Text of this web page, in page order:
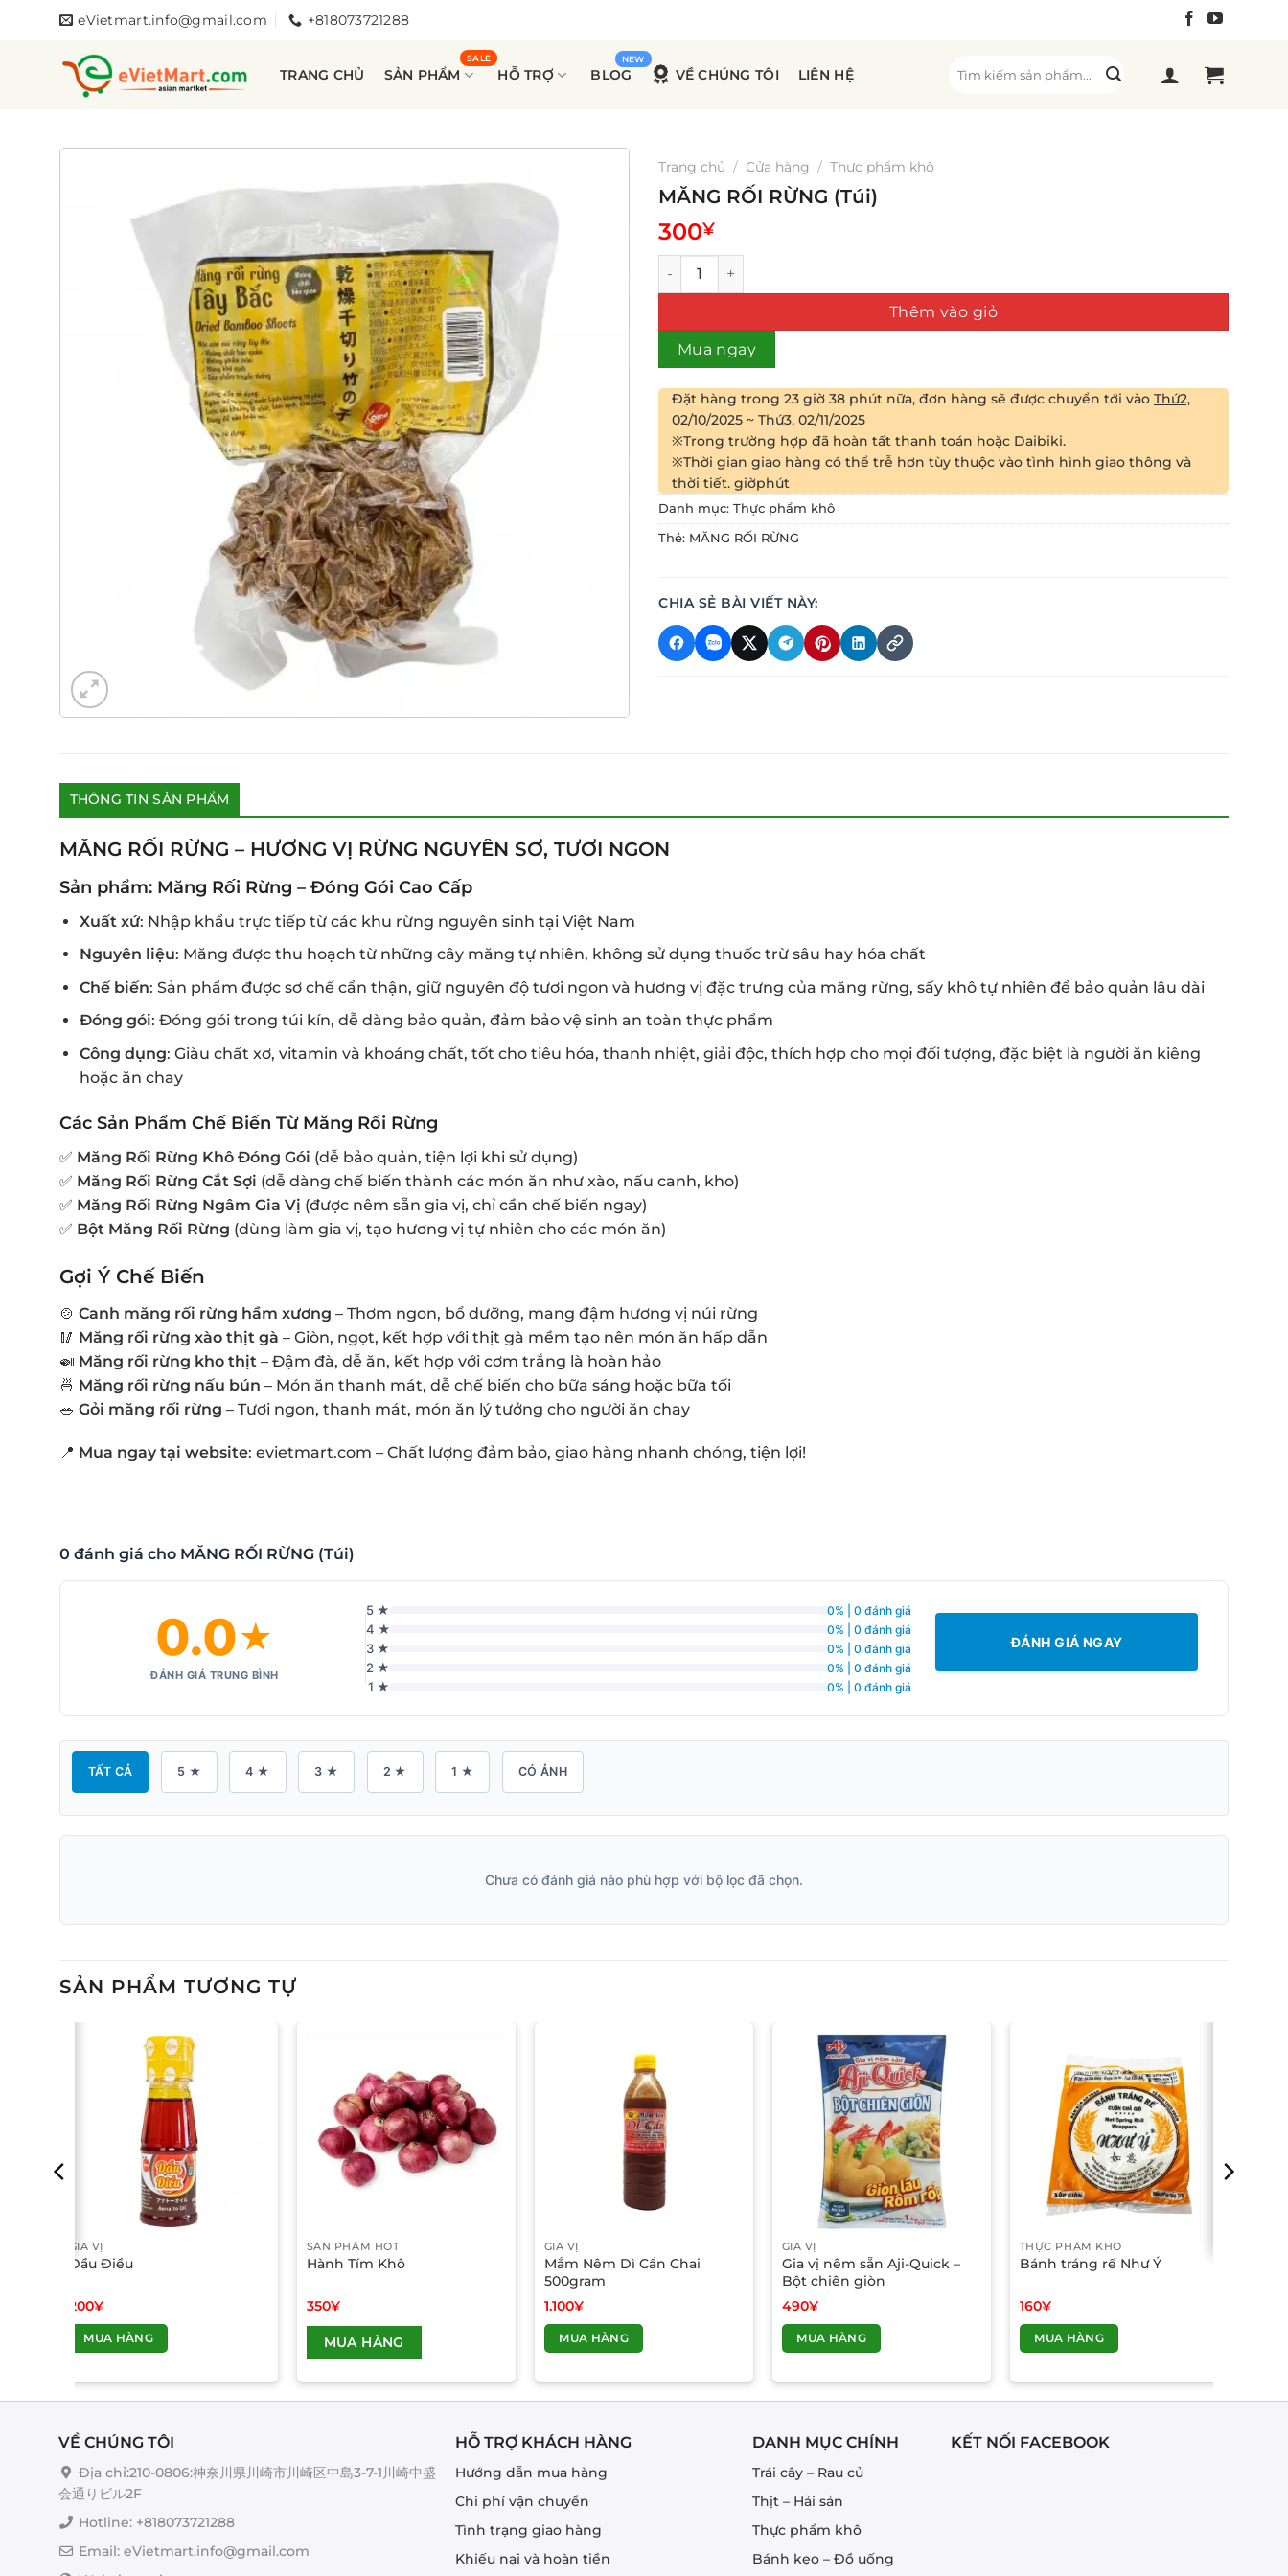
eVietmart.info@gmail.com +818073721288
TRANG CHỦ SẢN PHẨM HỖ TRỢ BLOG VỀ CHÚNG TÔI LIÊN HỆ
kiếm:
Trang chủ / Cửa hàng / Thực phẩm khô
MĂNG RỐI RỪNG (Túi)
300¥
MĂNG RỐI RỪNG (Túi) số lượng
Thêm vào giỏ
Mua ngay
Đặt hàng trong 23 giờ 38 phút nữa, đơn hàng sẽ được chuyển tới vào Thứ2,
02/10/2025 ~ Thứ3, 02/11/2025
※Trong trường hợp đã hoàn tất thanh toán hoặc Daibiki.
※Thời gian giao hàng có thể trễ hơn tùy thuộc vào tình hình giao thông và
thời tiết. giờphút
Danh mục: Thực phẩm khô
Thẻ: MĂNG RỐI RỪNG
CHIA SẺ BÀI VIẾT NÀY:
THÔNG TIN SẢN PHẨM
MĂNG RỐI RỪNG – HƯƠNG VỊ RỪNG NGUYÊN SƠ, TƯƠI NGON
Sản phẩm: Măng Rối Rừng – Đóng Gói Cao Cấp
Xuất xứ: Nhập khẩu trực tiếp từ các khu rừng nguyên sinh tại Việt Nam
Nguyên liệu: Măng được thu hoạch từ những cây măng tự nhiên, không sử dụng thuốc trừ sâu hay hóa chất
Chế biến: Sản phẩm được sơ chế cẩn thận, giữ nguyên độ tươi ngon và hương vị đặc trưng của măng rừng, sấy khô tự nhiên để bảo quản lâu dài
Đóng gói: Đóng gói trong túi kín, dễ dàng bảo quản, đảm bảo vệ sinh an toàn thực phẩm
Công dụng: Giàu chất xơ, vitamin và khoáng chất, tốt cho tiêu hóa, thanh nhiệt, giải độc, thích hợp cho mọi đối tượng, đặc biệt là người ăn kiêng
hoặc ăn chay
Các Sản Phẩm Chế Biến Từ Măng Rối Rừng
✅ Măng Rối Rừng Khô Đóng Gói (dễ bảo quản, tiện lợi khi sử dụng)
✅ Măng Rối Rừng Cắt Sợi (dễ dàng chế biến thành các món ăn như xào, nấu canh, kho)
✅ Măng Rối Rừng Ngâm Gia Vị (được nêm sẵn gia vị, chỉ cần chế biến ngay)
✅ Bột Măng Rối Rừng (dùng làm gia vị, tạo hương vị tự nhiên cho các món ăn)
Gợi Ý Chế Biến
🍲 Canh măng rối rừng hầm xương – Thơm ngon, bổ dưỡng, mang đậm hương vị núi rừng
🥢 Măng rối rừng xào thịt gà – Giòn, ngọt, kết hợp với thịt gà mềm tạo nên món ăn hấp dẫn
🍛 Măng rối rừng kho thịt – Đậm đà, dễ ăn, kết hợp với cơm trắng là hoàn hảo
🍜 Măng rối rừng nấu bún – Món ăn thanh mát, dễ chế biến cho bữa sáng hoặc bữa tối
🥗 Gỏi măng rối rừng – Tươi ngon, thanh mát, món ăn lý tưởng cho người ăn chay
📍 Mua ngay tại website: evietmart.com – Chất lượng đảm bảo, giao hàng nhanh chóng, tiện lợi!
0 đánh giá cho MĂNG RỐI RỪNG (Túi)
0.0★
ĐÁNH GIÁ TRUNG BÌNH
5 ★ 0% | 0 đánh giá
4 ★ 0% | 0 đánh giá
3 ★ 0% | 0 đánh giá
2 ★ 0% | 0 đánh giá
1 ★ 0% | 0 đánh giá
ĐÁNH GIÁ NGAY
TẤT CẢ 5 ★ 4 ★ 3 ★ 2 ★ 1 ★ CÓ ẢNH
Chưa có đánh giá nào phù hợp với bộ lọc đã chọn.
SẢN PHẨM TƯƠNG TỰ
GIA VỊ
Dầu Điều
200¥
MUA HÀNG
SẢN PHẨM HOT
Hành Tím Khô
350¥
MUA HÀNG
có
biến
Các
tùy
chọn
thể
GIA VỊ
Mắm Nêm Dì Cẩn Chai
500gram
1.100¥
MUA HÀNG
GIA VỊ
Gia vị nêm sẵn Aji-Quick –
Bột chiên giòn
490¥
MUA HÀNG
THỰC PHẨM KHÔ
Bánh tráng rế Như Ý
160¥
MUA HÀNG
VỀ CHÚNG TÔI
Địa chỉ:210-0806:神奈川県川崎市川崎区中島3-7-1川崎中盛
会通りビル2F
Hotline: +818073721288
Email: eVietmart.info@gmail.com
HỖ TRỢ KHÁCH HÀNG
Hướng dẫn mua hàng
Chi phí vận chuyển
Tình trạng giao hàng
Khiếu nại và hoàn tiền
DANH MỤC CHÍNH
Trái cây – Rau củ
Thịt – Hải sản
Thực phẩm khô
Bánh kẹo – Đồ uống
KẾT NỐI FACEBOOK